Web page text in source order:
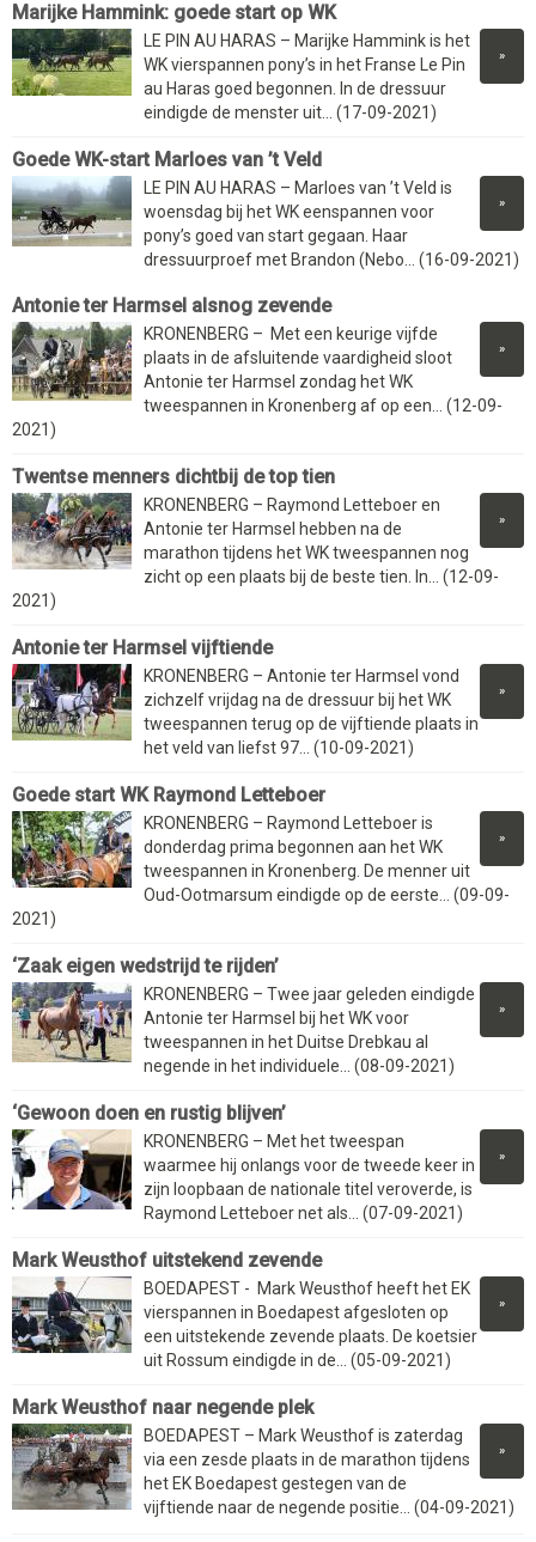
Marijke Hammink: goede start op WK
»
LE PIN AU HARAS – Marijke Hammink is het
WK vierspannen pony’s in het Franse Le Pin
au Haras goed begonnen. In de dressuur
eindigde de menster uit... (17-09-2021)
Goede WK-start Marloes van ’t Veld
»
LE PIN AU HARAS – Marloes van ’t Veld is
woensdag bij het WK eenspannen voor
pony’s goed van start gegaan. Haar
dressuurproef met Brandon (Nebo... (16-09-2021)
Antonie ter Harmsel alsnog zevende
»
KRONENBERG – Met een keurige vijfde
plaats in de afsluitende vaardigheid sloot
Antonie ter Harmsel zondag het WK
tweespannen in Kronenberg af op een... (12-09-
2021)
Twentse menners dichtbij de top tien
»
KRONENBERG – Raymond Letteboer en
Antonie ter Harmsel hebben na de
marathon tijdens het WK tweespannen nog
zicht op een plaats bij de beste tien. In... (12-09-
2021)
Antonie ter Harmsel vijftiende
»
KRONENBERG – Antonie ter Harmsel vond
zichzelf vrijdag na de dressuur bij het WK
tweespannen terug op de vijftiende plaats in
het veld van liefst 97... (10-09-2021)
Goede start WK Raymond Letteboer
»
KRONENBERG – Raymond Letteboer is
donderdag prima begonnen aan het WK
tweespannen in Kronenberg. De menner uit
Oud-Ootmarsum eindigde op de eerste... (09-09-
2021)
‘Zaak eigen wedstrijd te rijden’
»
KRONENBERG – Twee jaar geleden eindigde
Antonie ter Harmsel bij het WK voor
tweespannen in het Duitse Drebkau al
negende in het individuele... (08-09-2021)
‘Gewoon doen en rustig blijven’
»
KRONENBERG – Met het tweespan
waarmee hij onlangs voor de tweede keer in
zijn loopbaan de nationale titel veroverde, is
Raymond Letteboer net als... (07-09-2021)
Mark Weusthof uitstekend zevende
»
BOEDAPEST - Mark Weusthof heeft het EK
vierspannen in Boedapest afgesloten op
een uitstekende zevende plaats. De koetsier
uit Rossum eindigde in de... (05-09-2021)
Mark Weusthof naar negende plek
»
BOEDAPEST – Mark Weusthof is zaterdag
via een zesde plaats in de marathon tijdens
het EK Boedapest gestegen van de
vijftiende naar de negende positie... (04-09-2021)